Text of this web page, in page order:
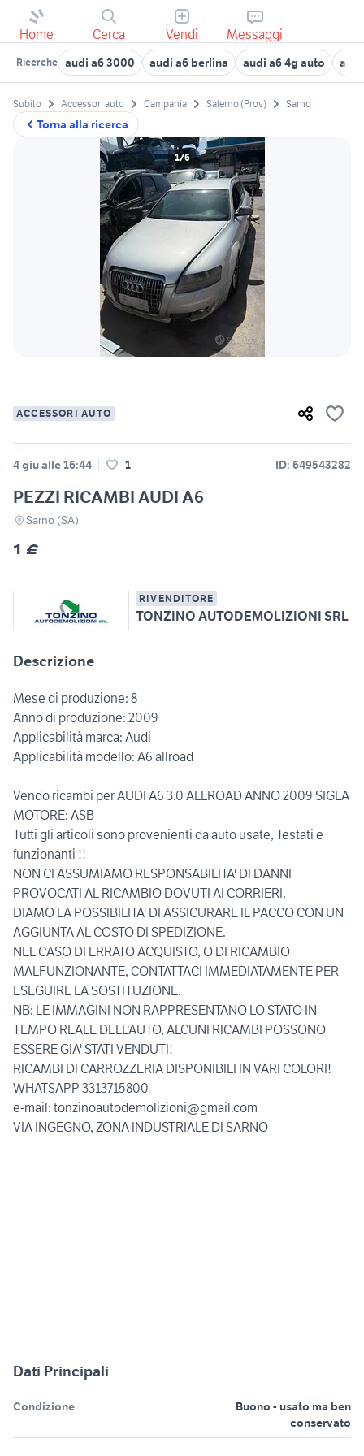
Home Cerca Vendi Messaggi
Ricerche audi a6 3000 audi a6 berlina audi a6 4g auto
Torna alla ricerca
Subito Accessori auto Campania Salerno (Prov) Sarno
1/6
ACCESSORI AUTO
4 giu alle 16:44 1 ID: 649543282
PEZZI RICAMBI AUDI A6
Sarno (SA)
1 €
RIVENDITORE
TONZINO AUTODEMOLIZIONI SRL
Descrizione
Mese di produzione: 8
Anno di produzione: 2009
Applicabilità marca: Audi
Applicabilità modello: A6 allroad
Vendo ricambi per AUDI A6 3.0 ALLROAD ANNO 2009 SIGLA
MOTORE: ASB
Tutti gli articoli sono provenienti da auto usate, Testati e
funzionanti !!
NON CI ASSUMIAMO RESPONSABILITA' DI DANNI
PROVOCATI AL RICAMBIO DOVUTI AI CORRIERI.
DIAMO LA POSSIBILITA' DI ASSICURARE IL PACCO CON UN
AGGIUNTA AL COSTO DI SPEDIZIONE.
NEL CASO DI ERRATO ACQUISTO, O DI RICAMBIO
MALFUNZIONANTE, CONTATTACI IMMEDIATAMENTE PER
ESEGUIRE LA SOSTITUZIONE.
NB: LE IMMAGINI NON RAPPRESENTANO LO STATO IN
TEMPO REALE DELL'AUTO, ALCUNI RICAMBI POSSONO
ESSERE GIA' STATI VENDUTI!
RICAMBI DI CARROZZERIA DISPONIBILI IN VARI COLORI!
WHATSAPP 3313715800
e-mail: tonzinoautodemolizioni@gmail.com
Dati Principali
Condizione
Buono - usato ma ben
conservato